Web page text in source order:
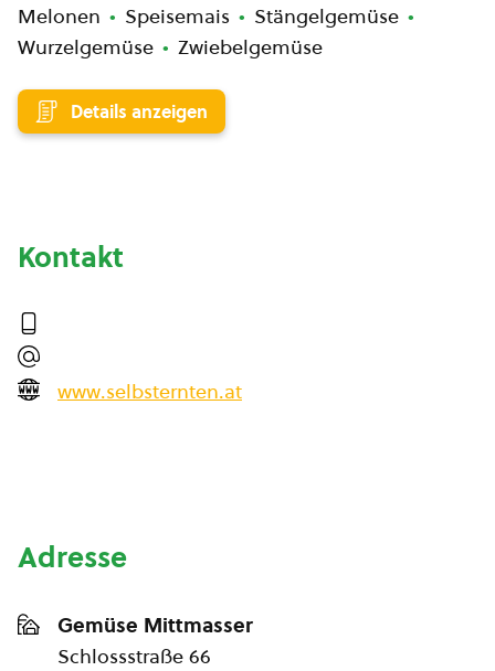
Melonen
Speisemais
Stängelgemüse
Wurzelgemüse
Zwiebelgemüse
Details anzeigen
Kontakt
www.selbsternten.at
Adresse
Gemüse Mittmasser
Schlossstraße 66